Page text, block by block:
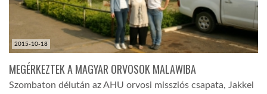
2015-10-18
MEGÉRKEZTEK A MAGYAR ORVOSOK MALAWIBA
Szombaton délután az AHU orvosi missziós csapata, Jakkel